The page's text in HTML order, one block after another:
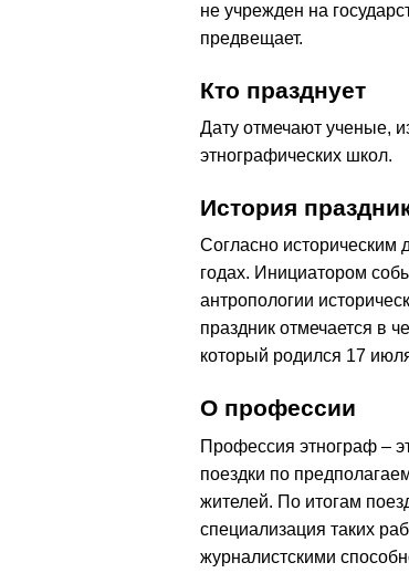
не учрежден на
предвещает.
Кто празднует
Дату отмечают ученые,
этнографических школ.
История
Согласно историческим
годах. Инициатором
антропологии
праздник отмечается в
который родился 17
О профессии
Профессия этнограф –
поездки по
жителей. По итогам
специализация таких
журналистскими